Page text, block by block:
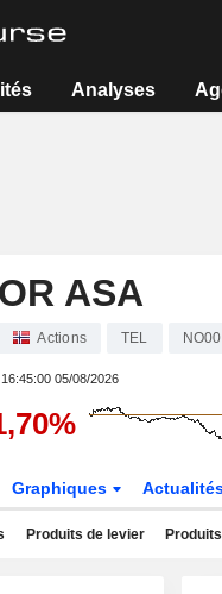
Analyses
ASA
Actions TEL
16:45:00 05/08/2026
Graphiques
Produits de levier